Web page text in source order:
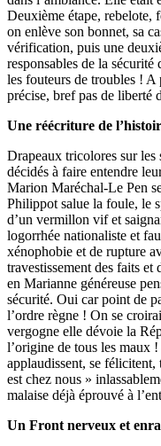
Deuxième étape, rebelote,
on enlève son bonnet, sa
vérification, puis une
responsables de la
les fouteurs de troubles ! A
précise, bref pas de liberté
Une réécriture de
Drapeaux tricolores sur les
décidés à faire entendre
Marion Maréchal-Le Pen
Philippot salue la foule, le
d’un vermillon vif et
logorrhée nationaliste et
xénophobie et de rupture
travestissement des faits
en Marianne généreuse
sécurité. Oui car point de
l’ordre règne ! On se
vergogne elle dévoie la
l’origine de tous les maux
applaudissent, se félicitent,
est chez nous »
malaise déjà éprouvé à
Un Front nerveux et